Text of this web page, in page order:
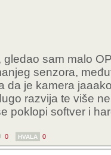
gledao sam malo
senzora,
da je kamera
razvija te više
poklopi softver i
0 HVALA 0